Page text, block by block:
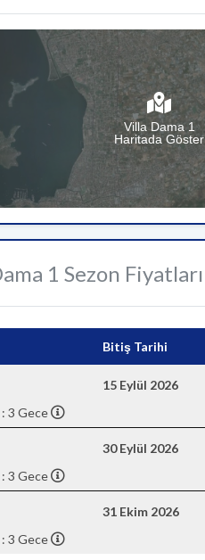
Villa Dama 1
Haritada Göster
1 Sezon Fiyatları
Bitiş Tarihi
15 Eylül 2026
3 Gece
30 Eylül 2026
3 Gece
31 Ekim 2026
3 Gece